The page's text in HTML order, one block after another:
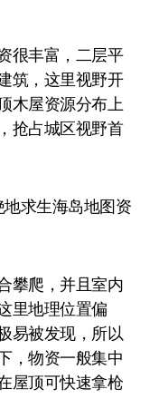
很丰富，二层平
筑，这里视野开
木屋资源分布上
抢占城区视野首
攀爬，并且室内
里地理位置偏
易被发现，所以
，物资一般集中
屋顶可快速拿枪